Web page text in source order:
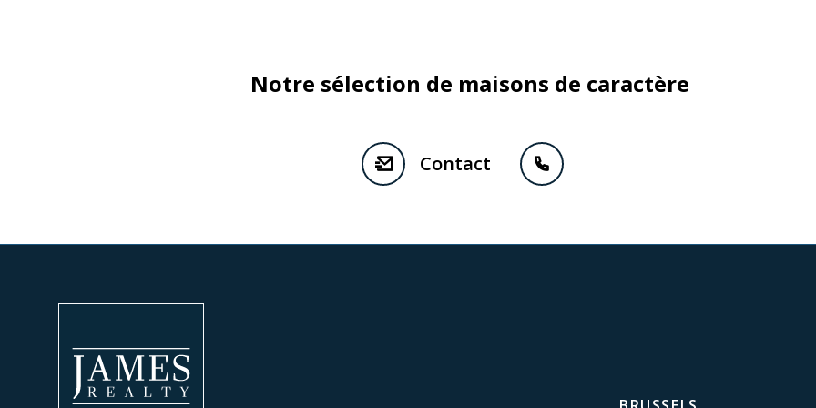
Notre sélection de maisons de caractère
Contact